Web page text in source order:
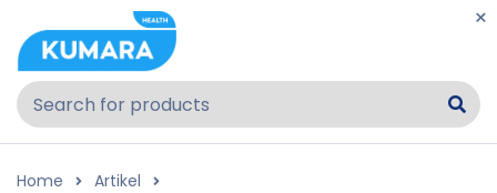
Home
Artikel